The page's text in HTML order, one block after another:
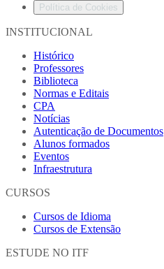
Política de Cookies
INSTITUCIONAL
Histórico
Professores
Biblioteca
Normas e Editais
CPA
Notícias
Autenticação de Documentos
Alunos formados
Eventos
Infraestrutura
CURSOS
Cursos de Idioma
Cursos de Extensão
ESTUDE NO ITF